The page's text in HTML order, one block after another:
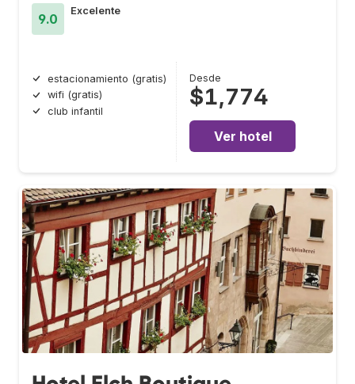
9.0
Excelente
estacionamiento (gratis)
wifi (gratis)
club infantil
Desde
$1,774
Ver hotel